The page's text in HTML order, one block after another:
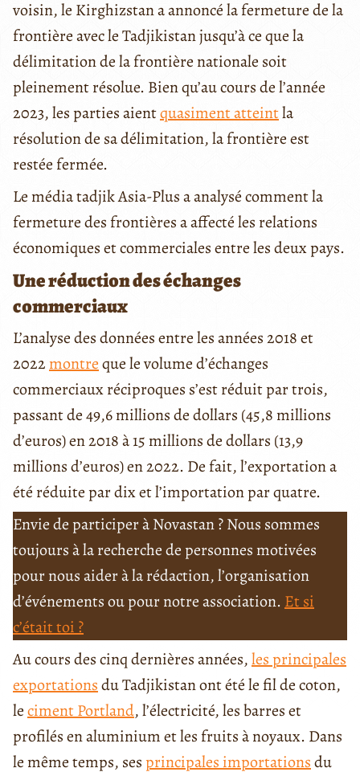
voisin, le Kirghizstan a annoncé la fermeture de la
frontière avec le Tadjikistan jusqu’à ce que la
délimitation de la frontière nationale soit
pleinement résolue. Bien qu’au cours de l’année
2023, les parties aientquasiment atteintla
résolution de sa délimitation, la frontière est
restée fermée.
Le média tadjik Asia-Plus a analysé comment la
fermeture des frontières a affecté les relations
économiques et commerciales entre les deux pays.
Une réduction des échanges
commerciaux
L’analyse des données entre les années 2018 et
2022montreque le volume d’échanges
commerciaux réciproques s’est réduit par trois,
passant de 49,6 millions de dollars (45,8 millions
d’euros) en 2018 à 15 millions de dollars (13,9
millions d’euros) en 2022. De fait, l’exportation a
été réduite par dix et l’importation par quatre.
Envie de participer à Novastan ? Nous sommes
toujours à la recherche de personnes motivées
pour nous aider à la rédaction, l’organisation
d’événements ou pour notre association. Et si
c’était toi ?
Au cours des cinq dernières années,les principales
exportationsdu Tadjikistan ont été le fil de coton,
leciment Portland, l’électricité, les barres et
profilés en aluminium et les fruits à noyaux. Dans
le même temps, sesprincipales importationsdu